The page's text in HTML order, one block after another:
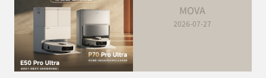
MOVA
2026-07-27